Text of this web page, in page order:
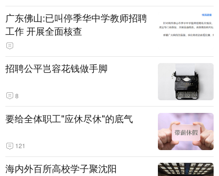
广东佛山:已叫停季华中学教师招聘
工作 开展全面核查
招聘公平岂容花钱做手脚
8
要给全体职工"应休尽休"的底气
121
海内外百所高校学子聚沈阳